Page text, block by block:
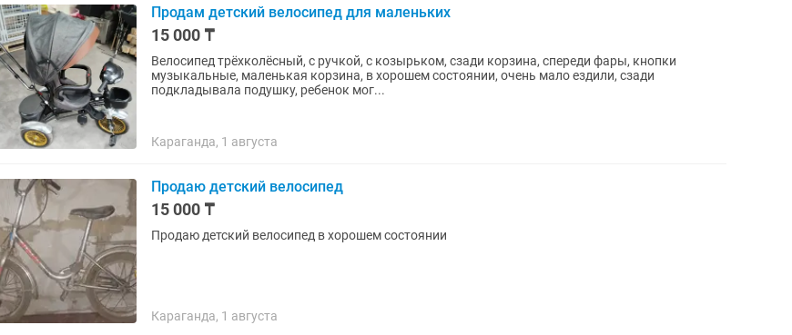
Продам детский велосипед для маленьких
15 000 ₸
Велосипед трёхколёсный, с ручкой, с козырьком, сзади корзина, спереди фары, кнопки
музыкальные, маленькая корзина, в хорошем состоянии, очень мало ездили, сзади
подкладывала подушку, ребенок мог...
Караганда, 1 августа
Продаю детский велосипед
15 000 ₸
Продаю детский велосипед в хорошем состоянии
Караганда, 1 августа